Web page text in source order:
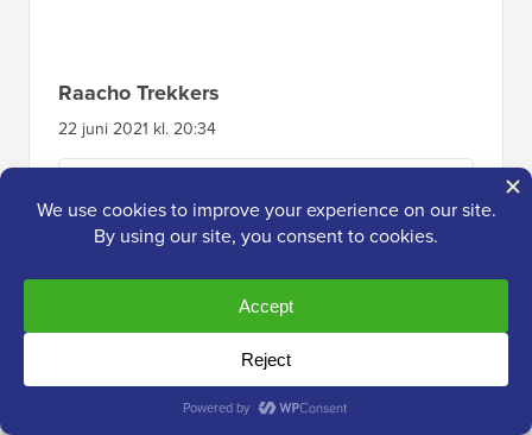
Raacho Trekkers
22 juni 2021 kl. 20:34
När kommer det att rullas ut?
WPBeginner Support
24 juni 2021 kl. 09:29